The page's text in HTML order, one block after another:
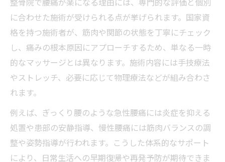
に合わせた施術が受けられる点が挙げられます。国家資
格を持つ施術者が、筋肉や関節の状態を丁寧にチェック
し、痛みの根本原因にアプローチするため、単なる一時
的なマッサージとは異なります。施術内容には手技療法
やストレッチ、必要に応じて物理療法などが組み合わさ
れます。
例えば、ぎっくり腰のような急性腰痛には炎症を抑える
処置や患部の安静指導、慢性腰痛には筋肉バランスの調
整や姿勢指導が行われます。こうした体系的なサポート
により、日常生活への早期復帰や再発予防が期待できま